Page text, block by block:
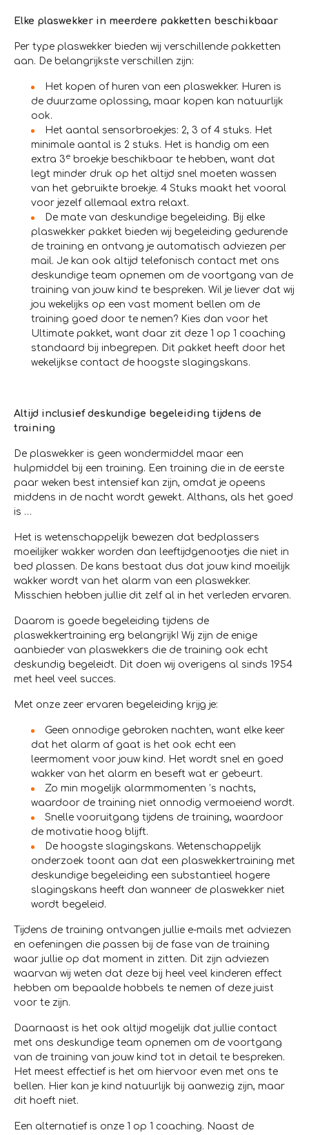
Elke plaswekker in meerdere pakketten beschikbaar
Per type plaswekker bieden wij verschillende pakketten
aan. De belangrijkste verschillen zijn:
Het kopen of huren van een plaswekker. Huren is
de duurzame oplossing, maar kopen kan natuurlijk
ook.
Het aantal sensorbroekjes: 2, 3 of 4 stuks. Het
minimale aantal is 2 stuks. Het is handig om een
extra 3e broekje beschikbaar te hebben, want dat
legt minder druk op het altijd snel moeten wassen
van het gebruikte broekje. 4 Stuks maakt het vooral
voor jezelf allemaal extra relaxt.
De mate van deskundige begeleiding. Bij elke
plaswekker pakket bieden wij begeleiding gedurende
de training en ontvang je automatisch adviezen per
mail. Je kan ook altijd telefonisch contact met ons
deskundige team opnemen om de voortgang van de
training van jouw kind te bespreken. Wil je liever dat wij
jou wekelijks op een vast moment bellen om de
training goed door te nemen? Kies dan voor het
Ultimate pakket, want daar zit deze 1 op 1 coaching
standaard bij inbegrepen. Dit pakket heeft door het
wekelijkse contact de hoogste slagingskans.
Altijd inclusief deskundige begeleiding tijdens de
training
De plaswekker is geen wondermiddel maar een
hulpmiddel bij een training. Een training die in de eerste
paar weken best intensief kan zijn, omdat je opeens
middens in de nacht wordt gewekt. Althans, als het goed
is …
Het is wetenschappelijk bewezen dat bedplassers
moeilijker wakker worden dan leeftijdgenootjes die niet in
bed plassen. De kans bestaat dus dat jouw kind moeilijk
wakker wordt van het alarm van een plaswekker.
Misschien hebben jullie dit zelf al in het verleden ervaren.
Daarom is goede begeleiding tijdens de
plaswekkertraining erg belangrijk! Wij zijn de enige
aanbieder van plaswekkers die de training ook echt
deskundig begeleidt. Dit doen wij overigens al sinds 1954
met heel veel succes.
Met onze zeer ervaren begeleiding krijg je:
Geen onnodige gebroken nachten, want elke keer
dat het alarm af gaat is het ook echt een
leermoment voor jouw kind. Het wordt snel en goed
wakker van het alarm en beseft wat er gebeurt.
Zo min mogelijk alarmmomenten ’s nachts,
waardoor de training niet onnodig vermoeiend wordt.
Snelle vooruitgang tijdens de training, waardoor
de motivatie hoog blijft.
De hoogste slagingskans. Wetenschappelijk
onderzoek toont aan dat een plaswekkertraining met
deskundige begeleiding een substantieel hogere
slagingskans heeft dan wanneer de plaswekker niet
wordt begeleid.
Tijdens de training ontvangen jullie e-mails met adviezen
en oefeningen die passen bij de fase van de training
waar jullie op dat moment in zitten. Dit zijn adviezen
waarvan wij weten dat deze bij heel veel kinderen effect
hebben om bepaalde hobbels te nemen of deze juist
voor te zijn.
Daarnaast is het ook altijd mogelijk dat jullie contact
met ons deskundige team opnemen om de voortgang
van de training van jouw kind tot in detail te bespreken.
Het meest effectief is het om hiervoor even met ons te
bellen. Hier kan je kind natuurlijk bij aanwezig zijn, maar
dit hoeft niet.
Een alternatief is onze 1 op 1 coaching. Naast de